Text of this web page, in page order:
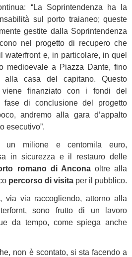
“La Soprintendenza ha la
sul porto traianeo; queste
gestite dalla Soprintendenza
nel progetto di recupero che
waterfront e, in particolare, in quel
medioevale a Piazza Dante, fino
alla casa del capitano. Questo
viene finanziato con i fondi del
fase di conclusione del progetto
andremo alla gara d’appalto
esecutivo”.
un milione e centomila euro,
in sicurezza e il restauro delle
romano di Anconaoltre alla
percorso di visita per il pubblico.
via via raccogliendo, attorno alla
sono frutto di un lavoro
da tempo, come spiega anche
non è scontato, si sta facendo a